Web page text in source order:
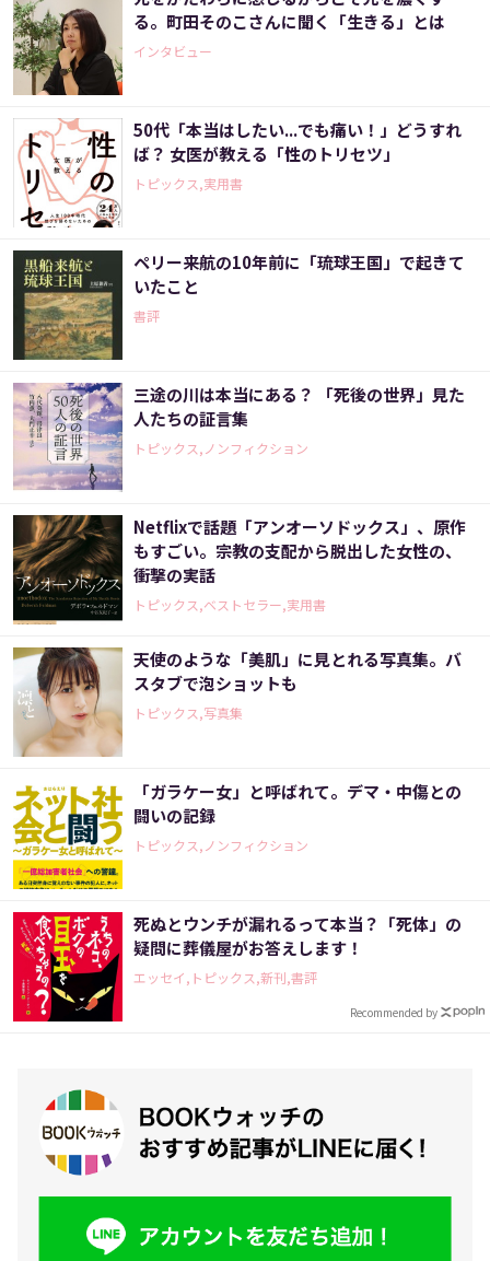
る。町田そのこさんに聞く「生きる」とは
インタビュー
50代「本当はしたい...でも痛い！」どうすれ
ば？ 女医が教える「性のトリセツ」
トピックス,実用書
ペリー来航の10年前に「琉球王国」で起きて
いたこと
書評
三途の川は本当にある？ 「死後の世界」見た
人たちの証言集
トピックス,ノンフィクション
Netflixで話題「アンオーソドックス」、原作
もすごい。宗教の支配から脱出した女性の、
衝撃の実話
トピックス,ベストセラー,実用書
天使のような「美肌」に見とれる写真集。バ
スタブで泡ショットも
トピックス,写真集
「ガラケー女」と呼ばれて。デマ・中傷との
闘いの記録
トピックス,ノンフィクション
死ぬとウンチが漏れるって本当？「死体」の
疑問に葬儀屋がお答えします！
エッセイ,トピックス,新刊,書評
Recommended by